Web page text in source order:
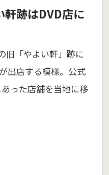
軒跡はDVD店に
旧「やよい軒」跡に
出店する模様。公式
った店舗を当地に移